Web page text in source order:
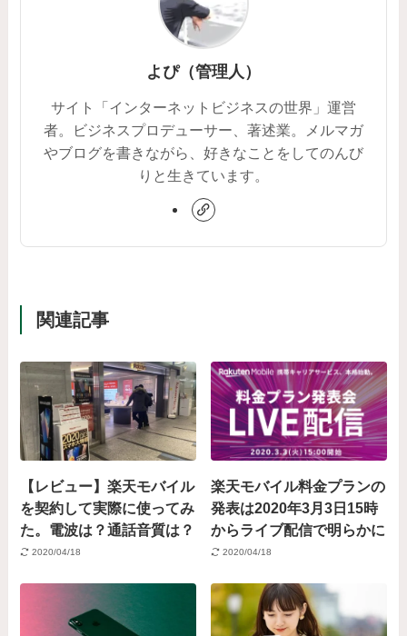
よぴ（管理人）
サイト「インターネットビジネスの世界」運営
者。ビジネスプロデューサー、著述業。メルマガ
やブログを書きながら、好きなことをしてのんび
りと生きています。
関連記事
【レビュー】楽天モバイル
を契約して実際に使ってみ
た。電波は？通話音質は？
2020/04/18
楽天モバイル料金プランの
発表は2020年3月3日15時
からライブ配信で明らかに
2020/04/18